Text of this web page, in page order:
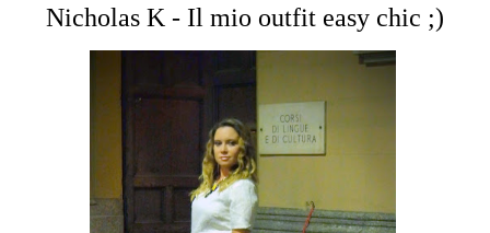
Nicholas K - Il mio outfit easy chic ;)